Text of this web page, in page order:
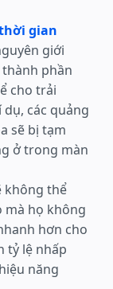
gian
giới
phần
cho trải
các quảng
sẽ bị tạm
ở trong màn
không thể
mà họ không
hơn cho
tỷ lệ nhấp
năng